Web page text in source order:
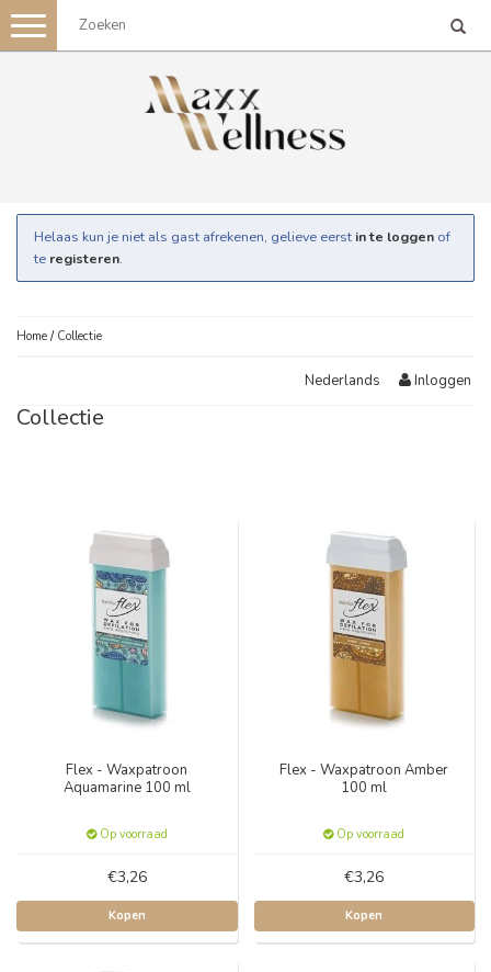
Toggle
navigation
Helaas kun je niet als gast afrekenen, gelieve eerst in te loggen of
te registeren.
Home / Collectie
Nederlands Inloggen
Collectie
Flex - Waxpatroon
Aquamarine 100 ml
Op voorraad
€3,26
Kopen
Flex - Waxpatroon Amber
100 ml
Op voorraad
€3,26
Kopen